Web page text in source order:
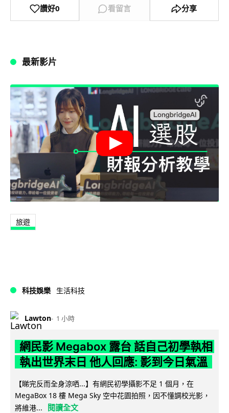
讚好0 看留言 分享
最新影片
旅遊
科技娛樂 生活科技
Lawton 1 小時
網民影 Megabox 露台 話自己初學執相
執出世界末日 他人回應: 影到今日氣溫
【睇完反而全身涼哂...】有網民初學攝影不足 1 個月，在
MegaBox 18 樓 Mega Sky 空中花園拍照，因不懂調校光影，
將維港...
閱讀全文